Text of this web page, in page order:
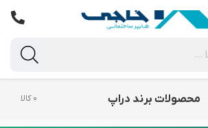
محصولات برند دراپ ۰ کالا